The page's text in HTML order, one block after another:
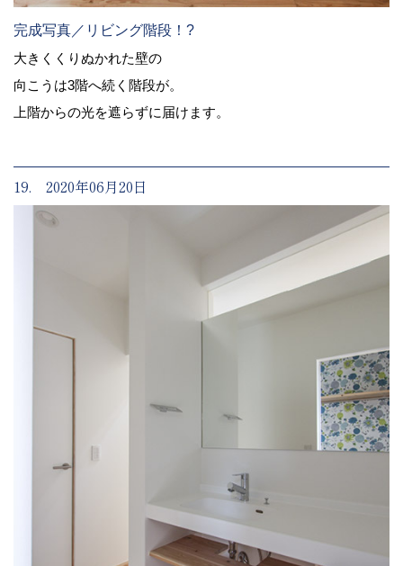
完成写真／リビング階段！?
大きくくりぬかれた壁の
向こうは3階へ続く階段が。
上階からの光を遮らずに届けます。
19. 2020年06月20日